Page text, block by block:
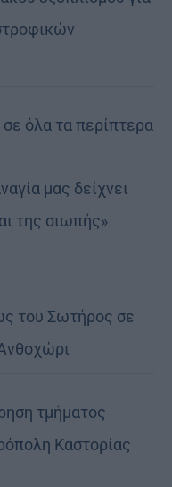
όλα τα περίπτερα
μας δείχνει
της σιωπής»
του Σωτήρος σε
τμήματος
Καστορίας